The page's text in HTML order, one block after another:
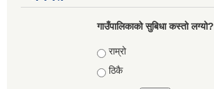
गाउँपालिकाको सुबिधा कस्तो लग्यो?
Choices
राम्रो
ठिकै